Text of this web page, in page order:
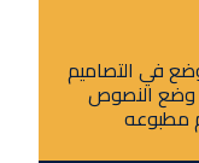
في التصاميم
وضع النصوص
مطبوعه